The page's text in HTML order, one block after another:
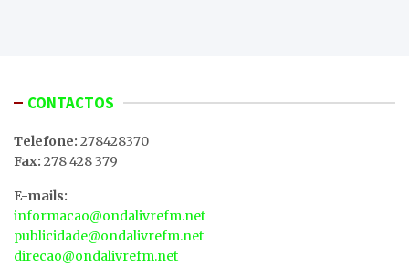
CONTACTOS
Telefone: 278428370
Fax: 278 428 379
E-mails:
informacao@ondalivrefm.net
publicidade@ondalivrefm.net
direcao@ondalivrefm.net